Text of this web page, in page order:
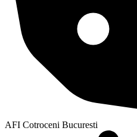
AFI Cotroceni Bucuresti